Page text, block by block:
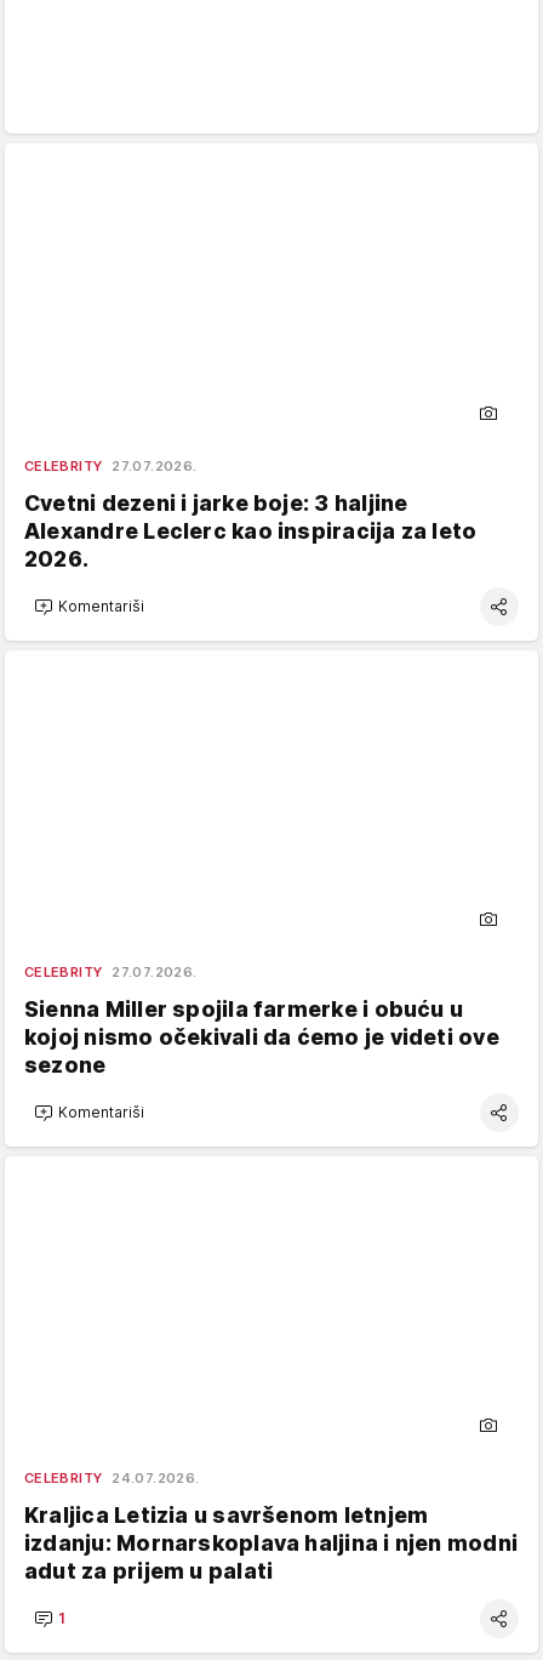
CELEBRITY 27.07.2026.
Cvetni dezeni i jarke boje: 3 haljine
Alexandre Leclerc kao inspiracija za leto
2026.
Komentariši
CELEBRITY 27.07.2026.
Sienna Miller spojila farmerke i obuću u
kojoj nismo očekivali da ćemo je videti ove
sezone
Komentariši
CELEBRITY 24.07.2026.
Kraljica Letizia u savršenom letnjem
izdanju: Mornarskoplava haljina i njen modni
adut za prijem u palati
1